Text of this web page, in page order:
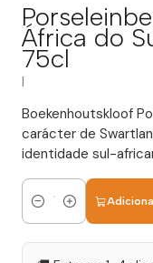
África do
75cl
Boekenhoutskloof
carácter de
identidade sul-
Quantidade